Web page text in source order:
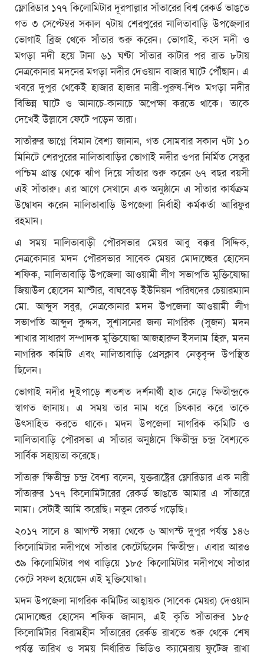
ফ্লোরিডার ১৭৭ কিলোমিটার দূরপাল্লার সাঁতারের বিশ্ব রেকর্ড ভাঙতে
গত ৩ সেপ্টেম্বর সকাল ৭টায় শেরপুরের নালিতাবাড়ি উপজেলার
ভোগাই ব্রিজ থেকে সাঁতার শুরু করেন। ভোগাই, কংস নদী ও
মগড়া নদী হয়ে টানা ৬১ ঘণ্টা সাঁতার কাটার পর রাত ৮টায়
নেত্রকোনার মদনের মগড়া নদীর দেওয়ান বাজার ঘাটে পৌঁছান। এ
খবরে দুপুর থেকেই হাজার হাজার নারী-পুরুষ-শিশু মগড়া নদীর
বিভিন্ন ঘাটে ও আনাচে-কানাচে অপেক্ষা করতে থাকে। তাকে
দেখেই উল্লাসে ফেটে পড়েন তারা।
সাতাঁরুর ভাগ্নে বিমান বৈশ্য জানান, গত সোমবার সকাল ৭টা ১০
মিনিটে শেরপুরের নালিতাবাড়ির ভোগাই নদীর ওপর নির্মিত সেতুর
পশ্চিম প্রান্ত থেকে ঝাঁপ দিয়ে সাঁতার শুরু করেন ৬৭ বছর বয়সী
এই সাঁতারু। এর আগে সেখানে এক অনুষ্ঠানে এ সাঁতার কার্যক্রম
উদ্বোধন করেন নালিতাবাড়ি উপজেলা নির্বাহী কর্মকর্তা আরিফুর
রহমান।
এ সময় নালিতাবাড়ী পৌরসভার মেয়র আবু বক্কর সিদ্দিক,
নেত্রকোনার মদন পৌরসভার সাবেক মেয়র মোদাচ্ছের হোসেন
শফিক, নালিতাবাড়ি উপজেলা আওয়ামী লীগ সভাপতি মুক্তিযোদ্ধা
জিয়াউল হোসেন মাস্টার, বাঘবেড় ইউনিয়ন পরিষদের চেয়ারম্যান
মো. আব্দুস সবুর, নেত্রকোনার মদন উপজেলা আওয়ামী লীগ
সভাপতি আব্দুল কুদ্দস, সুশাসনের জন্য নাগরিক (সুজন) মদন
শাখার সাধারণ সম্পাদক মুক্তিযোদ্ধা আজহারুল ইসলাম হিরু, মদন
নাগরিক কমিটি এবং নালিতাবাড়ি প্রেসক্লাব নেতৃবৃন্দ উপস্থিত
ছিলেন।
ভোগাই নদীর দুইপাড়ে শতশত দর্শনার্থী হাত নেড়ে ক্ষিতীন্দ্রকে
স্বাগত জানায়। এ সময় তার নাম ধরে চিৎকার করে তাকে
উৎসাহিত করতে থাকে। মদন উপজেলা নাগরিক কমিটি ও
নালিতাবাড়ি পৌরসভা এ সাঁতার অনুষ্ঠানে ক্ষিতীন্দ্র চন্দ্র বৈশ্যকে
সার্বিক সহায়তা করেছে।
সাঁতারু ক্ষিতীন্দ্র চন্দ্র বৈশ্য বলেন, যুক্তরাষ্ট্রের ফ্লোরিডার এক নারী
সাঁতারুর ১৭৭ কিলোমিটারের রেকর্ড ভাঙতে আমার এ সাঁতারে
নামা। সেটাই আমি করেছি। নতুন রেকর্ড গড়েছি।
২০১৭ সালে ৪ আগস্ট সন্ধ্যা থেকে ৬ আগস্ট দুপুর পর্যন্ত ১৪৬
কিলোমিটার নদীপথে সাঁতার কেটেছিলেন ক্ষিতীন্দ্র। এবার আরও
৩৯ কিলোমিটার পথ বাড়িয়ে ১৮৫ কিলোমিটার নদীপথে সাঁতার
কেটে সফল হয়েছেন এই মুক্তিযোদ্ধা।
মদন উপজেলা নাগরিক কমিটির আহ্বায়ক (সাবেক মেয়র) দেওয়ান
মোদাচ্ছের হোসেন শফিক জানান, এই কৃতি সাঁতারুর ১৮৫
কিলোমিটার বিরামহীন সাঁতারের রের্কড রাখতে শুরু থেকে শেষ
পর্যন্ত তারিখ ও সময় নির্ধারিত ভিডিও ক্যামেরায় ফুটেজ রাখা